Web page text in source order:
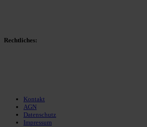
Rechtliches:
Kontakt
AGN
Datenschutz
Impressum